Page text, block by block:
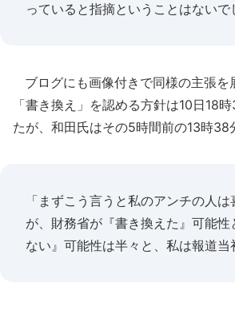
っていると指摘ということはないで
ブログにも画像付きで同様の主張を
「書き換え」を認める方針は10日18
たが、和田氏はその5時間前の13時38
「まずこう言うと私のアンチの人
が、財務省が『書き換えた』可能性
ない』可能性は半々と、私は報道当